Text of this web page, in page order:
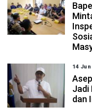
14 Jun
Jadi
dan